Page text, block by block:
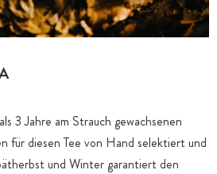
3 Jahre am Strauch gewachsenen
für diesen Tee von Hand selektiert und
und Winter garantiert den